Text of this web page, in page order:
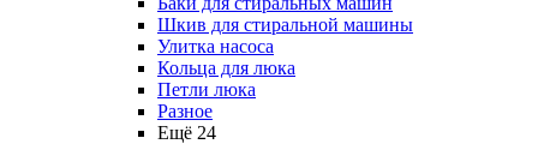
Шкив для стиральной машины
Улитка насоса
Кольца для люка
Петли люка
Разное
Ещё 24